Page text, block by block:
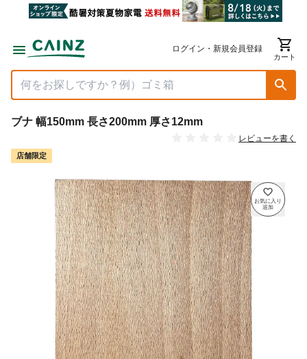
ログイン・新規会員登録
カート
ブナ 幅150mm 長さ200mm 厚さ12mm
レビューを書く
店舗限定